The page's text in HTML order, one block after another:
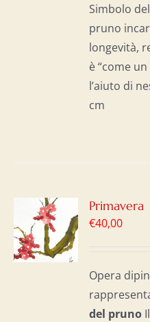
Simbolo
pruno
longevità,
è “come
l’aiuto di
cm
Primavera
€40,00
Opera
del pruno